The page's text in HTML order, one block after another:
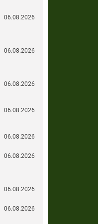
06.08.2026
06.08.2026
06.08.2026
06.08.2026
06.08.2026
06.08.2026
06.08.2026
06.08.2026